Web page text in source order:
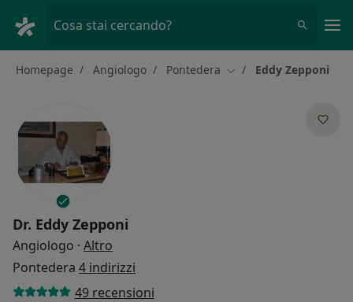
Cosa stai cercando?
Homepage Angiologo Pontedera Cambia città
Eddy Zepponi
Dr. Eddy Zepponi
Angiologo · Altro
Pontedera 4 indirizzi
49 recensioni